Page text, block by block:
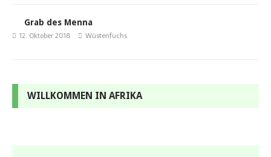
Grab des Menna
12. Oktober 2018 Wüstenfuchs
WILLKOMMEN IN AFRIKA